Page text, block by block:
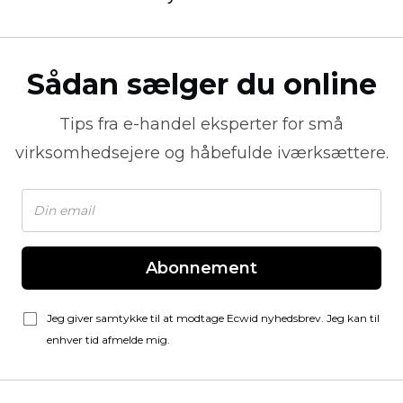
Sådan sælger du online
Tips fra e-handel eksperter for små
virksomhedsejere og håbefulde iværksættere.
Abonnement
Jeg giver samtykke til at modtage Ecwid nyhedsbrev. Jeg kan til
enhver tid afmelde mig.